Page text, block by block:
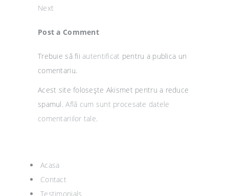
Next
Post a Comment
Trebuie să fiiautentificat pentru a publica un
comentariu.
Acest site folosește Akismet pentru a reduce
spamul.Află cum sunt procesate datele
comentariilor tale.
Acasa
Contact
Testimonials